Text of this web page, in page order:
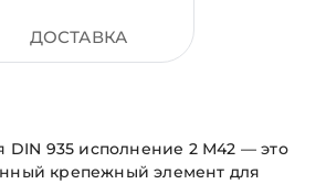
ДОСТАВКА
DIN 935 исполнение 2 М42 — это
крепежный элемент для